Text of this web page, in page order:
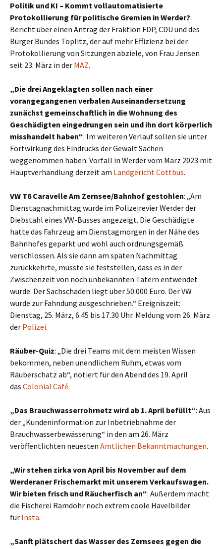
Politik und KI – Kommt vollautomatisierte
Protokollierung für politische Gremien in Werder?:
Bericht über einen Antrag der Fraktion FDP, CDU und des
Bürger Bundes Töplitz, der auf mehr Effizienz bei der
Protokollierung von Sitzungen abziele, von Frau Jensen
seit 23. März in der MAZ.
„Die drei Angeklagten sollen nach einer
vorangegangenen verbalen Auseinandersetzung
zunächst gemeinschaftlich in die Wohnung des
Geschädigten eingedrungen sein und ihn dort körperlich
misshandelt haben“: Im weiteren Verlauf sollen sie unter
Fortwirkung des Eindrucks der Gewalt Sachen
weggenommen haben. Vorfall in Werder vom März 2023 mit
Hauptverhandlung derzeit am Landgericht Cottbus.
VW T6 Caravelle Am Zernsee/Bahnhof gestohlen: „Am
Dienstagnachmittag wurde im Polizeirevier Werder der
Diebstahl eines VW-Busses angezeigt. Die Geschädigte
hatte das Fahrzeug am Dienstagmorgen in der Nähe des
Bahnhofes geparkt und wohl auch ordnungsgemäß
verschlossen. Als sie dann am späten Nachmittag
zurückkehrte, musste sie feststellen, dass es in der
Zwischenzeit von noch unbekannten Tätern entwendet
wurde. Der Sachschaden liegt über 50.000 Euro. Der VW
wurde zur Fahndung ausgeschrieben.“ Ereigniszeit:
Dienstag, 25. März, 6.45 bis 17.30 Uhr. Meldung vom 26. März
der Polizei.
Räuber-Quiz: „Die drei Teams mit dem meisten Wissen
bekommen, neben unendlichem Ruhm, etwas vom
Räuberschatz ab“, notiert für den Abend des 19. April
das Colonial Café.
„Das Brauchwasserrohrnetz wird ab 1. April befüllt“: Aus
der „Kundeninformation zur Inbetriebnahme der
Brauchwasserbewässerung“ in den am 26. März
veröffentlichten neuesten Amtlichen Bekanntmachungen.
„Wir stehen zirka von April bis November auf dem
Werderaner Frischemarkt mit unserem Verkaufswagen.
Wir bieten frisch und Räucherfisch an“: Außerdem macht
die Fischerei Ramdohr noch extrem coole Havelbilder
für Insta.
„Sanft plätschert das Wasser des Zernsees gegen die